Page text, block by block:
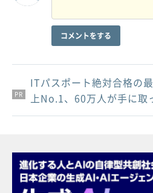
コメントをする
PR
PR
PR
ITパスポート絶対合格の
上No.1、60万人が手に取